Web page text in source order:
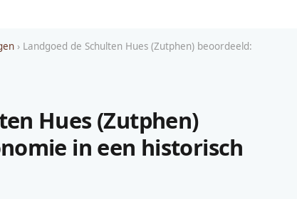
› Landgoed de Schulten Hues (Zutphen) beoordeeld:
Hues (Zutphen)
in een historisch